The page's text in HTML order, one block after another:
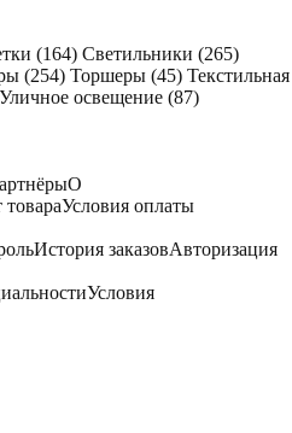
(164) Светильники (265)
(254) Торшеры (45) Текстильная
Уличное освещение (87)
О
товараУсловия оплаты
История заказовАвторизация
Условия